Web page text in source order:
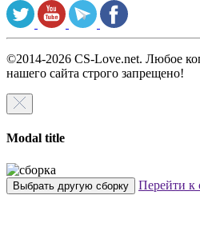
©2014-2026 CS-Love.net. Любое
нашего сайта строго запрещено!
Modal title
Выбрать другую сборку Перейти к